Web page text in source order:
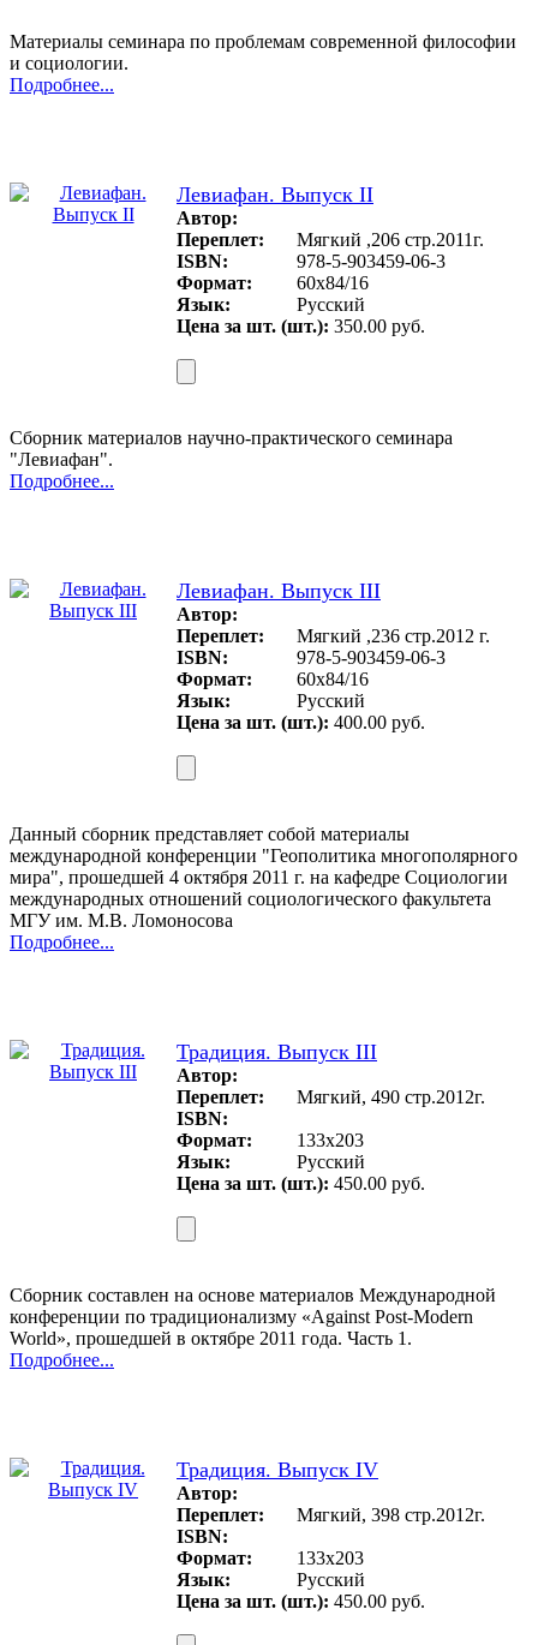
Материалы семинара по проблемам современной философии
и социологии.
Подробнее...
Левиафан. Выпуск II
Автор:
Переплет:
Мягкий ,206 стр.2011г.
ISBN:
978-5-903459-06-3
Формат:
60х84/16
Язык:
Русский
Цена за шт. (шт.): 350.00 руб.
Сборник материалов научно-практического семинара
"Левиафан".
Подробнее...
Левиафан. Выпуск III
Автор:
Переплет:
Мягкий ,236 стр.2012 г.
ISBN:
978-5-903459-06-3
Формат:
60х84/16
Язык:
Русский
Цена за шт. (шт.): 400.00 руб.
Данный сборник представляет собой материалы
международной конференции "Геополитика многополярного
мира", прошедшей 4 октября 2011 г. на кафедре Социологии
международных отношений социологического факультета
МГУ им. М.В. Ломоносова
Подробнее...
Традиция. Выпуск III
Автор:
Переплет:
Мягкий, 490 стр.2012г.
ISBN:
Формат:
133x203
Язык:
Русский
Цена за шт. (шт.): 450.00 руб.
Сборник составлен на основе материалов Международной
конференции по традиционализму «Against Post-Modern
World», прошедшей в октябре 2011 года. Часть 1.
Подробнее...
Традиция. Выпуск IV
Автор:
Переплет:
Мягкий, 398 стр.2012г.
ISBN:
Формат:
133x203
Язык:
Русский
Цена за шт. (шт.): 450.00 руб.